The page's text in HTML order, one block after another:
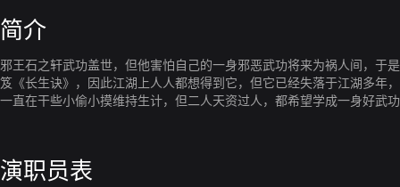
简介
邪王石之轩武功盖世，但他害怕自己的一身邪恶武功将来为祸人间，于
笈《长生诀》，因此江湖上人人都想得到它，但它已经失落于江湖多年
一直在干些小偷小摸维持生计，但二人天资过人，都希望学成一身好武
演职员表